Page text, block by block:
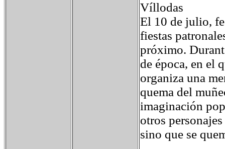
Víllodas
El 10 de julio,
fiestas
próximo.
de época, en el
organiza una
quema del
imaginación
otros
sino que se